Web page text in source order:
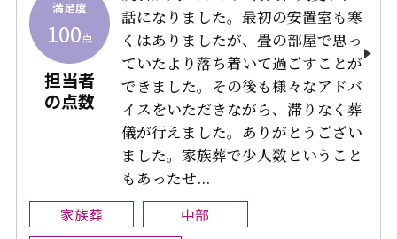
満足度
100点
担当者
の点数
話になりました。最初の安置室も寒
くはありましたが、畳の部屋で思っ
ていたより落ち着いて過ごすことが
できました。その後も様々なアドバ
イスをいただきながら、滞りなく葬
儀が行えました。ありがとうござい
ました。家族葬で少人数ということ
もあったせ...
家族葬
中部